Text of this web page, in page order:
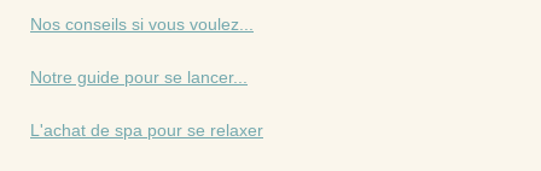
Nos conseils si vous voulez...
Notre guide pour se lancer...
L'achat de spa pour se relaxer